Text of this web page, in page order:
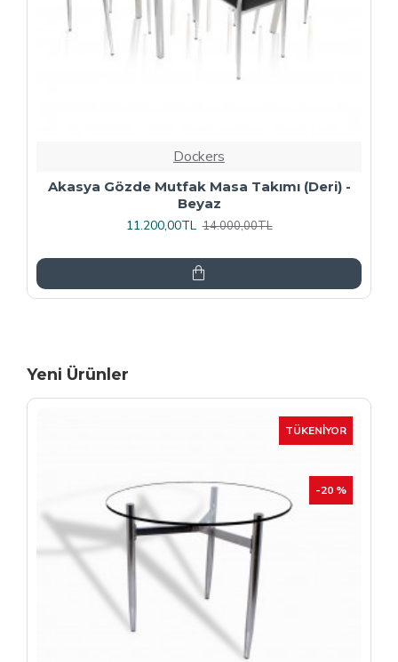
Dockers
Premıum - Gözde Mutfak Masa Takımı -
Füme
13.600,00TL 17.000,00TL
Yeni Ürünler
-15 %